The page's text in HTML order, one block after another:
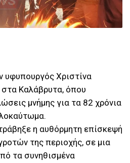
υφυπουργός Χριστίνα
Καλάβρυτα, όπου
μνήμης για τα 82 χρόνια
η αυθόρμητη επίσκεψή
της περιοχής, σε μια
τα συνηθισμένα